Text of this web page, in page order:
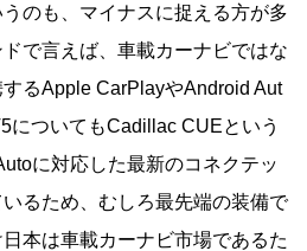
のも、マイナスに捉える方が多
で言えば、車載カーナビではな
るApple CarPlayやAndroid Aut
についてもCadillac CUEという
に対応した最新のコネクテッ
るため、むしろ最先端の装備で
本は車載カーナビ市場であるた